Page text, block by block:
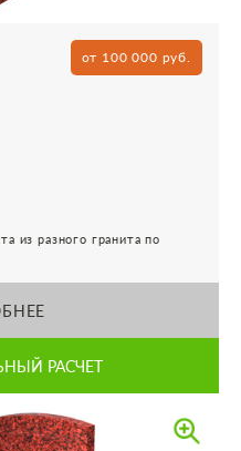
от 100 000 руб.
из разного гранита по
РАСЧЕТ